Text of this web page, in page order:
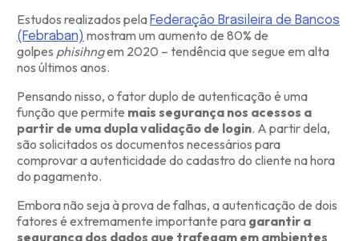
Estudos realizados pelaFederação Brasileira de Bancos
(Febraban) mostram um aumento de 80% de
golpes phisihngem 2020 – tendência que segue em alta
nos últimos anos.
Pensando nisso, o fator duplo de autenticação é uma
função que permite mais segurança nos acessos a
partir de uma dupla validação de login. A partir dela,
são solicitados os documentos necessários para
comprovar a autenticidade do cadastro do cliente na hora
do pagamento.
Embora não seja à prova de falhas, a autenticação de dois
fatores é extremamente importante para garantir a
segurança dos dados que trafegam em ambientes